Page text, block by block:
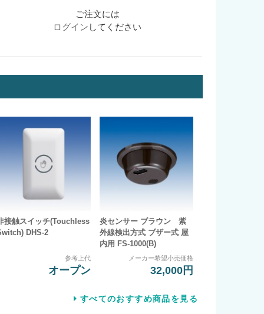
ご注文には
ログイン してください
接触スイッチ(Touchless
DHS-2
参考上代
オープン
炎センサー ブラウン 紫
外線検出方式 ブザー式 屋
内用 FS-1000(B)
メーカー希望小売価格
32,000円
すべてのおすすめ商品を見る